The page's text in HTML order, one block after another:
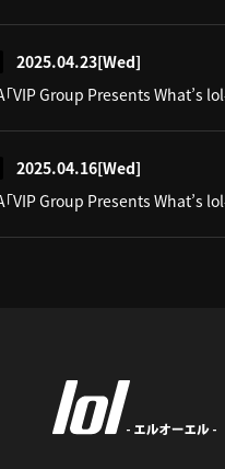
2025.04.23[Wed]
「VIP Group Presents What’s
2025.04.16[Wed]
「VIP Group Presents What’s